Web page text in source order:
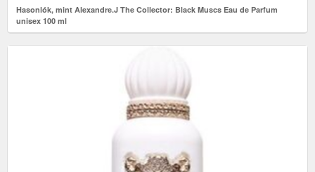
Hasonlók, mint Alexandre.J The Collector: Black Muscs Eau de Parfum
unisex 100 ml